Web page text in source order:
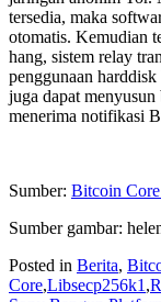
tersedia, maka
otomatis. Kemudian
hang, sistem relay
penggunaan
juga dapat
menerima notifikasi
Sumber: Bitcoin
Sumber gambar:
Posted in Berita,
Core,Libsecp256k1 ,